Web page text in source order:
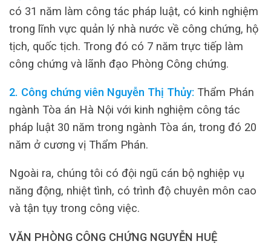
có 31 năm làm công tác pháp luật, có kinh nghiệm
trong lĩnh vực quản lý nhà nước về công chứng, hộ
tịch, quốc tịch. Trong đó có 7 năm trực tiếp làm
công chứng và lãnh đạo Phòng Công chứng.
2. Công chứng viên Nguyễn Thị Thủy: Thẩm Phán
ngành Tòa án Hà Nội với kinh nghiệm công tác
pháp luật 30 năm trong ngành Tòa án, trong đó 20
năm ở cương vị Thẩm Phán.
Ngoài ra, chúng tôi có đội ngũ cán bộ nghiệp vụ
năng động, nhiệt tình, có trình độ chuyên môn cao
và tận tụy trong công việc.
VĂN PHÒNG CÔNG CHỨNG NGUYỄN HUỆ